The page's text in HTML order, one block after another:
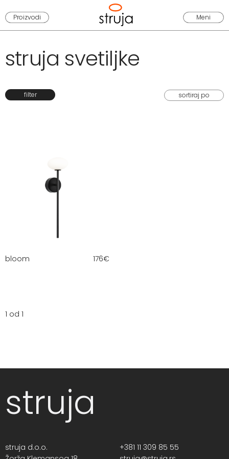
Proizvodi Meni
struja svetiljke
filter
bloom 176€
1 od 1
struja
struja d.o.o.
+381 11 309 85 55